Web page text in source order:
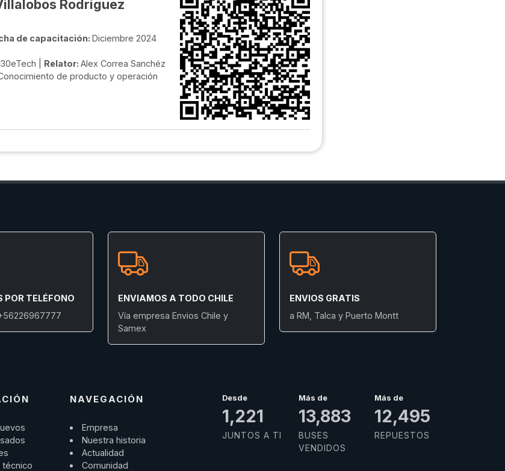
Rodriguez
de capacitación: Diciembre 2024
| Relator: Alex Correa Sanchéz
de producto y operación
POR TELÉFONO
ENVIAMOS A TODO CHILE
Vía empresa Envios Chile y
Samex
ENVIOS GRATIS
a RM, Talca y Puerto Montt
técnico
NAVEGACIÓN
Empresa
Nuestra historia
Actualidad
Comunidad
Desde
1,629
JUNTOS A TI
Más de
15,000
BUSES
VENDIDOS
Más de
13,500
REPUESTOS